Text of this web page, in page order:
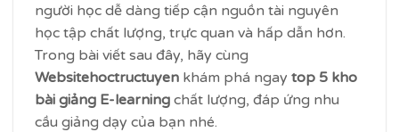
người học dễ dàng tiếp cận nguồn tài nguyên
học tập chất lượng, trực quan và hấp dẫn hơn.
Trong bài viết sau đây, hãy cùng
Websitehoctructuyen khám phá ngay top 5 kho
bài giảng E-learning chất lượng, đáp ứng nhu
cầu giảng dạy của bạn nhé.